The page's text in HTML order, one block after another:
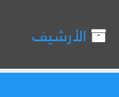
الأرشيف